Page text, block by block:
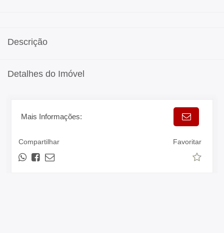
Descrição
Detalhes do Imóvel
Mais Informações:
Compartilhar Favoritar